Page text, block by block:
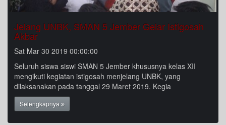
Jelang UNBK, SMAN 5 Jember Gelar Istigosah
Akbar
Sat Mar 30 2019 00:00:00
Seluruh siswa siswi SMAN 5 Jember khususnya kelas XII
mengikuti kegiatan istigosah menjelang UNBK, yang
dilaksanakan pada tanggal 29 Maret 2019. Kegia
Selengkapnya